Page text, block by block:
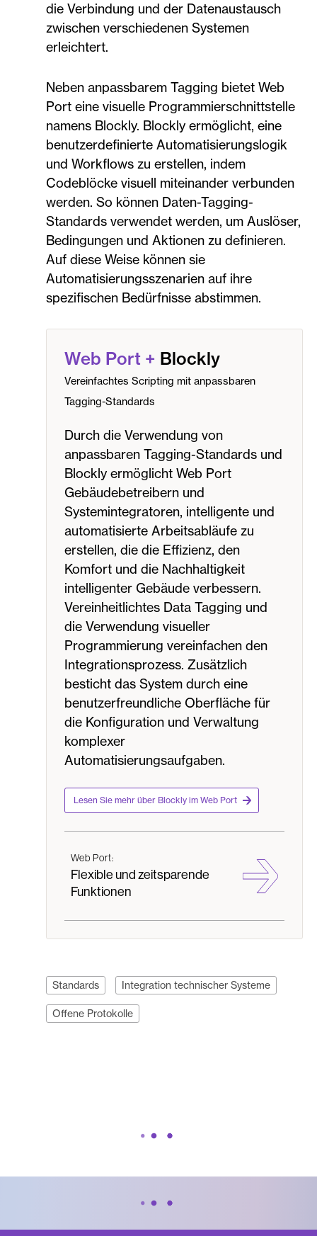
die Verbindung und der Datenaustausch
zwischen verschiedenen Systemen
erleichtert.
Neben anpassbarem Tagging bietet Web
Port eine visuelle Programmierschnittstelle
namens Blockly. Blockly ermöglicht, eine
benutzerdefinierte Automatisierungslogik
und Workflows zu erstellen, indem
Codeblöcke visuell miteinander verbunden
werden. So können Daten-Tagging-
Standards verwendet werden, um Auslöser,
Bedingungen und Aktionen zu definieren.
Auf diese Weise können sie
Automatisierungsszenarien auf ihre
spezifischen Bedürfnisse abstimmen.
Web Port + Blockly
Vereinfachtes Scripting mit anpassbaren
Tagging-Standards
Durch die Verwendung von
anpassbaren Tagging-Standards und
Blockly ermöglicht Web Port
Gebäudebetreibern und
Systemintegratoren, intelligente und
automatisierte Arbeitsabläufe zu
erstellen, die die Effizienz, den
Komfort und die Nachhaltigkeit
intelligenter Gebäude verbessern.
Vereinheitlichtes Data Tagging und
die Verwendung visueller
Programmierung vereinfachen den
Integrationsprozess. Zusätzlich
besticht das System durch eine
benutzerfreundliche Oberfläche für
die Konfiguration und Verwaltung
komplexer
Automatisierungsaufgaben.
Lesen Sie mehr über Blockly im Web Port
Web Port:
Flexible und zeitsparende
Funktionen
Standards Integration technischer Systeme
Offene Protokolle